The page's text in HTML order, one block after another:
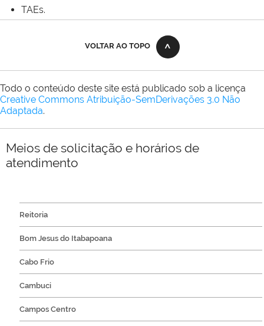
TAEs.
VOLTAR AO TOPO
Todo o conteúdo deste site está publicado sob a licença
Creative Commons Atribuição-SemDerivações 3.0 Não
Adaptada.
Meios de solicitação e horários de
atendimento
Reitoria
Bom Jesus do Itabapoana
Cabo Frio
Cambuci
Campos Centro